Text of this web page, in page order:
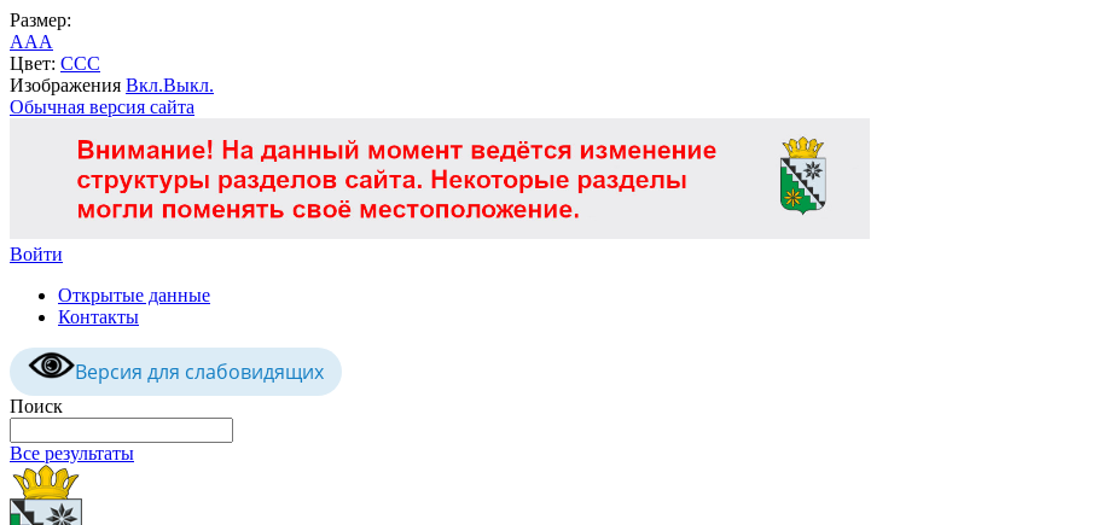
Размер:
AAA
Цвет: CCC
Изображения Вкл.Выкл.
Обычная версия сайта
Войти
Открытые данные
Контакты
Версия для слабовидящих
Поиск
Все результаты